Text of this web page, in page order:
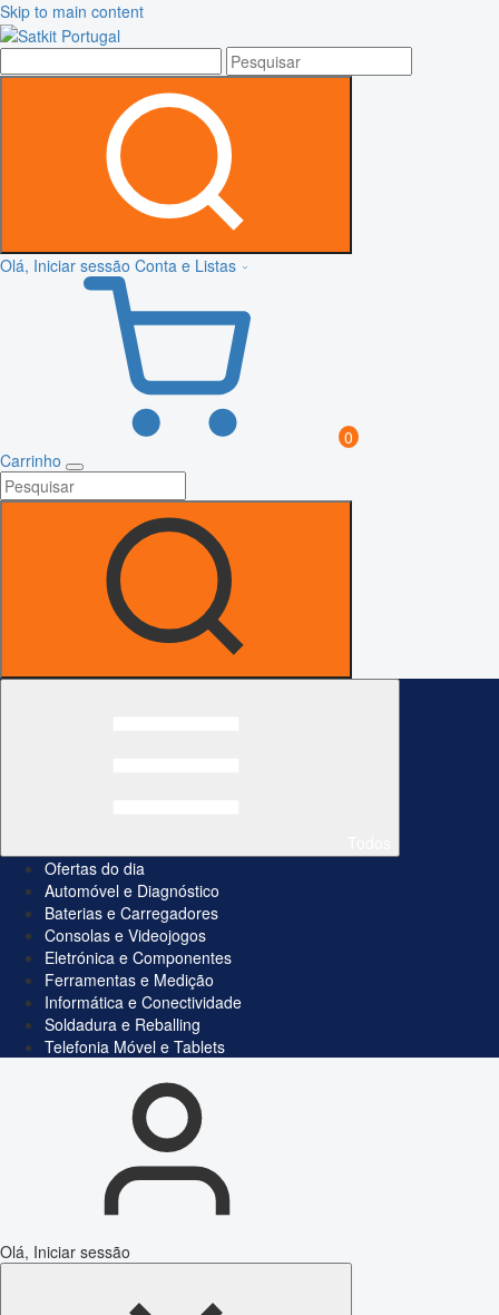
Skip to main content
Olá, Iniciar sessão Conta e Listas
0
Carrinho
Ofertas do dia
Automóvel e Diagnóstico
Baterias e Carregadores
Consolas e Videojogos
Eletrónica e Componentes
Ferramentas e Medição
Informática e Conectividade
Soldadura e Reballing
Telefonia Móvel e Tablets
Olá, Iniciar sessão